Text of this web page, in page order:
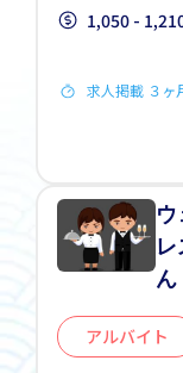
1,050 -
求人掲載 ３ヶ
ウ
ん
アルバイト